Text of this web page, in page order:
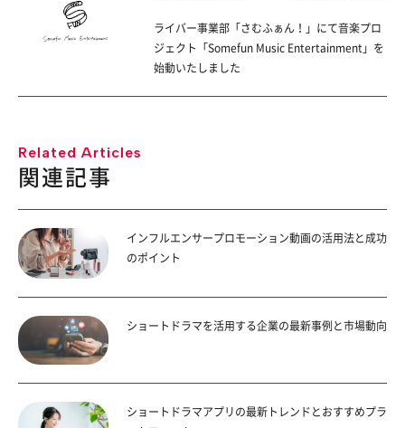
ライバー事業部「さむふぁん！」にて音楽プロ
ジェクト「Somefun Music Entertainment」を
始動いたしました
Related Articles
関連記事
インフルエンサープロモーション動画の活用法と成功
のポイント
ショートドラマを活用する企業の最新事例と市場動向
ショートドラマアプリの最新トレンドとおすすめプラ